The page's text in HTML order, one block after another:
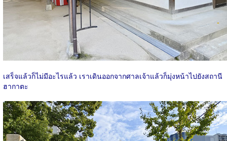
เสร็จแล้วก็ไม่มีอะไรแล้ว เราเดินออกจากศาลเจ้าแล้วก็มุ่งหน้าไปยังสถานี
ฮากาตะ